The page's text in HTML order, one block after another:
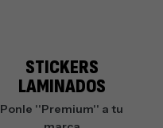
STICKERS
LAMINADOS
Ponle ''Premium'' a tu